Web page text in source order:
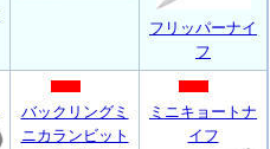
フリッパーナイ
フ
バックリングミ
ニカランビット
ミニキョートナ
イフ